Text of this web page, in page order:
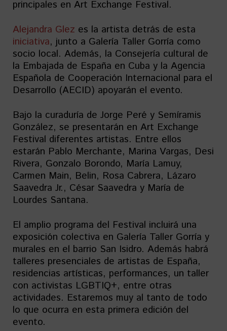
principales en Art Exchange Festival.
Alejandra Glez es la artista detrás de esta
iniciativa, junto a Galería Taller Gorría como
socio local. Además, la Consejería cultural de
la Embajada de España en Cuba y la Agencia
Española de Cooperación Internacional para el
Desarrollo (AECID) apoyarán el evento.
Bajo la curaduría de Jorge Peré y Semíramis
González, se presentarán en Art Exchange
Festival diferentes artistas. Entre ellos
estarán Pablo Merchante, Marina Vargas, Desi
Rivera, Gonzalo Borondo, María Lamuy,
Carmen Main, Belin, Rosa Cabrera, Lázaro
Saavedra Jr., César Saavedra y María de
Lourdes Santana.
El amplio programa del Festival incluirá una
exposición colectiva en Galería Taller Gorría y
murales en el barrio San Isidro. Además habrá
talleres presenciales de artistas de España,
residencias artísticas, performances, un taller
con activistas LGBTIQ+, entre otras
actividades. Estaremos muy al tanto de todo
lo que ocurra en esta primera edición del
evento.